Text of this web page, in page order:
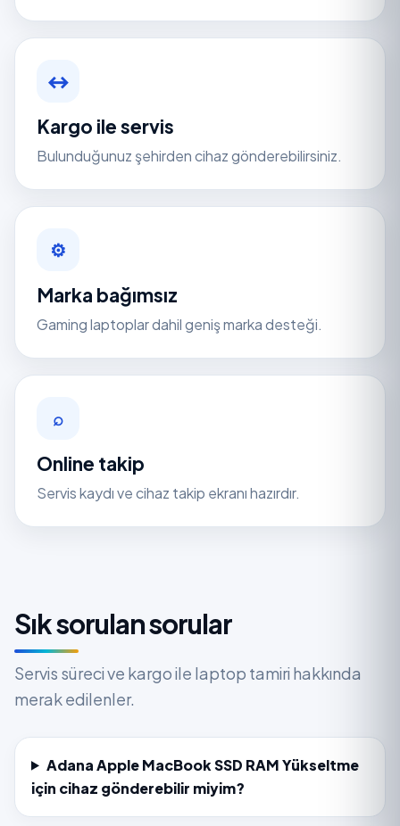
↔
Kargo ile servis
Bulunduğunuz şehirden cihaz gönderebilirsiniz.
⚙
Marka bağımsız
Gaming laptoplar dahil geniş marka desteği.
⌕
Online takip
Servis kaydı ve cihaz takip ekranı hazırdır.
Sık sorulan sorular
Servis süreci ve kargo ile laptop tamiri hakkında
merak edilenler.
Adana Apple MacBook SSD RAM Yükseltme
için cihaz gönderebilir miyim?